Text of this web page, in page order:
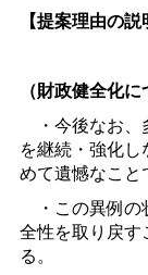
【提案理由の説
（財政健全化に
・今後なお、
を継続・強化
めて遺憾なこと
・この異例の
全性を取り戻
る。